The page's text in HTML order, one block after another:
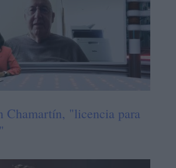
Chamartín, "licencia para